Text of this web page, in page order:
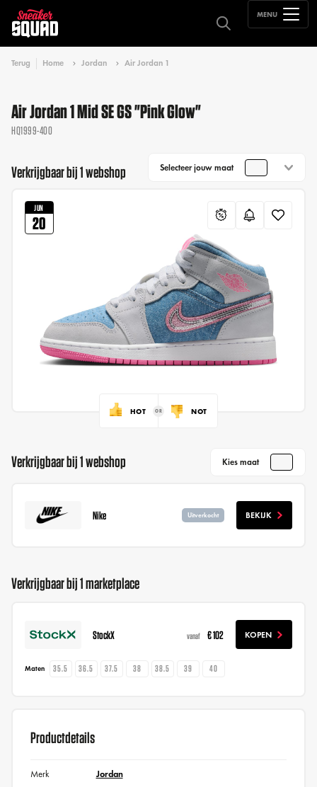
MENU
Terug Home Jordan Air Jordan 1
Air Jordan 1 Mid SE GS "Pink Glow"
HQ1999-400
Verkrijgbaar bij 1 webshop Selecteer jouw maat
JUN
20
HOT NOT
Verkrijgbaar bij 1 webshop Kies maat
Nike Uitverkocht BEKIJK
Verkrijgbaar bij 1 marketplace
StockX vanaf € 102 KOPEN
Maten 35.5 36.5 37.5 38 38.5 39 40
Productdetails
Merk Jordan